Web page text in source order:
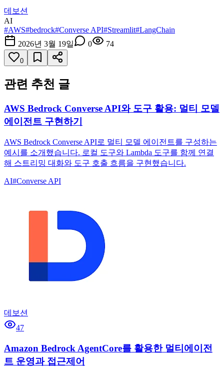
데보션
AI
#AWS#bedrock#Converse API#Streamlit#LangChain
2026년 3월 19일
0 74
0
관련 추천 글
AWS Bedrock Converse API와 도구 활용: 멀티 모델
에이전트 구현하기
AWS Bedrock Converse API로 멀티 모델 에이전트를 구성하는
예시를 소개했습니다. 로컬 도구와 Lambda 도구를 함께 연결
해 스트리밍 대화와 도구 호출 흐름을 구현했습니다.
AI#Converse API
데보션
47
Amazon Bedrock AgentCore를 활용한 멀티에이전
트 운영과 접근제어